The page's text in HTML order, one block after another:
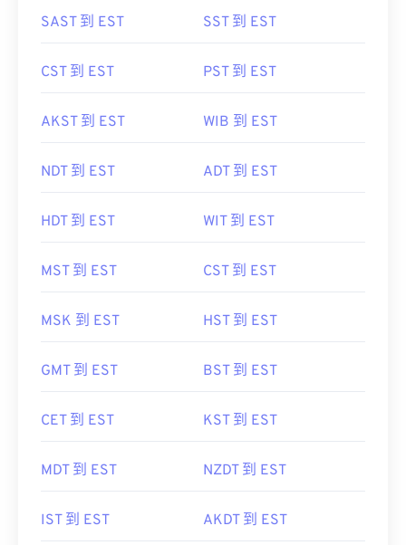
SAST 到 EST SST 到 EST
CST 到 EST PST 到 EST
AKST 到 EST WIB 到 EST
NDT 到 EST ADT 到 EST
HDT 到 EST WIT 到 EST
MST 到 EST CST 到 EST
MSK 到 EST HST 到 EST
GMT 到 EST BST 到 EST
CET 到 EST KST 到 EST
MDT 到 EST NZDT 到 EST
IST 到 EST AKDT 到 EST